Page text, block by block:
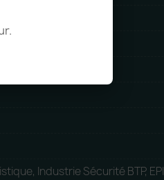
Industrie Sécurité BTP, EPI